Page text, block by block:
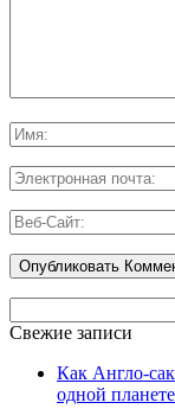
Свежие записи
Как Англо-
одной